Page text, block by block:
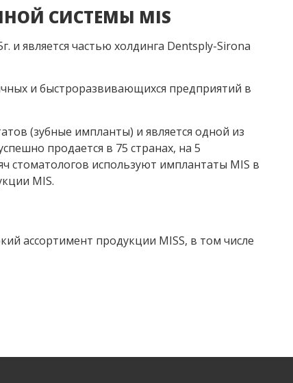
СИСТЕМЫ MIS
и является частью холдинга Dentsply-Sirona
и быстроразвивающихся предприятий в
(зубные импланты) и является одной из
продается в 75 странах, на 5
стоматологов используют имплантаты MIS в
MIS.
ассортимент продукции MISS, в том числе